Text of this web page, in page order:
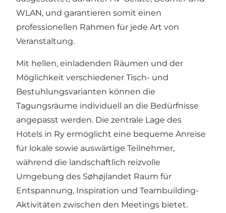
WLAN, und garantieren somit einen
professionellen Rahmen für jede Art von
Veranstaltung.
Mit hellen, einladenden Räumen und der
Möglichkeit verschiedener Tisch- und
Bestuhlungsvarianten können die
Tagungsräume individuell an die Bedürfnisse
angepasst werden. Die zentrale Lage des
Hotels in Ry ermöglicht eine bequeme Anreise
für lokale sowie auswärtige Teilnehmer,
während die landschaftlich reizvolle
Umgebung des Søhøjlandet Raum für
Entspannung, Inspiration und Teambuilding-
Aktivitäten zwischen den Meetings bietet.